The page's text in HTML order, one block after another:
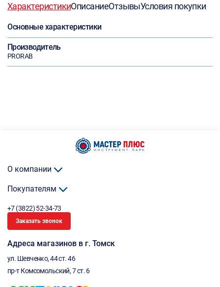
ХарактеристикиОписаниеОтзывыУсловия покупки
Основные характеристики
Производитель
PRORAB
О компании
Покупателям
+7 (3822) 52-34-73
Заказать звонок
Адреса магазинов в г. Томск
ул. Шевченко, 44 ст. 46
пр-т Комсомольский, 7 ст. 6